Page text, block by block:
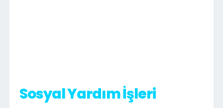
Sosyal Yardım İşleri